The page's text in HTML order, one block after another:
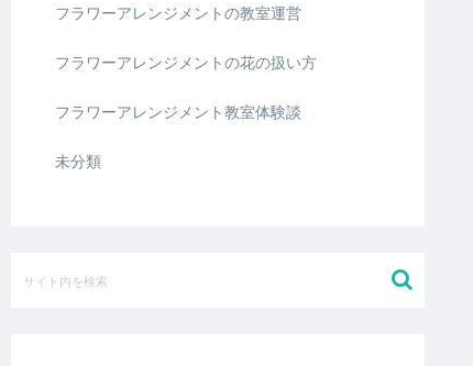
フラワーアレンジメントの教室運営
フラワーアレンジメントの花の扱い方
フラワーアレンジメント教室体験談
未分類